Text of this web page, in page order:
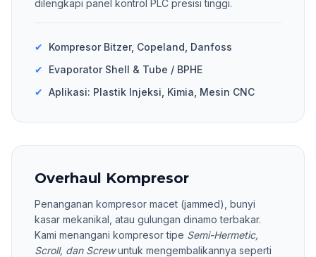
dilengkapi panel kontrol PLC presisi tinggi.
✔
Kompresor Bitzer, Copeland, Danfoss
✔
Evaporator Shell & Tube / BPHE
✔ Aplikasi: Plastik Injeksi, Kimia, Mesin CNC
Overhaul Kompresor
Penanganan kompresor macet (jammed), bunyi
kasar mekanikal, atau gulungan dinamo terbakar.
Kami menangani kompresor tipe Semi-Hermetic,
Scroll, dan Screwuntuk mengembalikannya seperti